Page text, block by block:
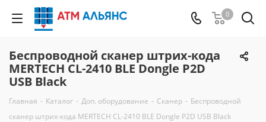
0
Беспроводной сканер штрих-кода
MERTECH CL-2410 BLE Dongle P2D
USB Black
Главная - Каталог - Доп. оборудование - Сканер - Беспроводной
сканер штрих-кода MERTECH CL-2410 BLE Dongle P2D USB Black